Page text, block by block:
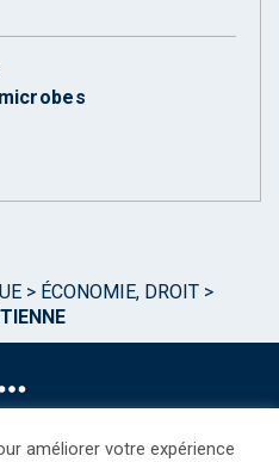
> ÉCONOMIE, DROIT >
améliorer votre expérience